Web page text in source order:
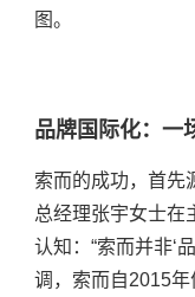
图。
品牌国际化：一
索而的成功，首先
总经理张宇女士在
认知： “索而并非‘
调，索而自2015